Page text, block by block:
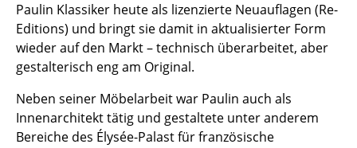
Schreibtischleuchten
Stehleuchten & Leseleuchten
Bodenleuchten
Wandleuchten
Outdoor-Leuchten
Paulin Klassiker heute als lizenzierte Neuauflagen (Re-
Editions) und bringt sie damit in aktualisierter Form
wieder auf den Markt – technisch überarbeitet, aber
gestalterisch eng am Original.
Neben seiner Möbelarbeit war Paulin auch als
Innenarchitekt tätig und gestaltete unter anderem
Bereiche des Élysée-Palast für französische